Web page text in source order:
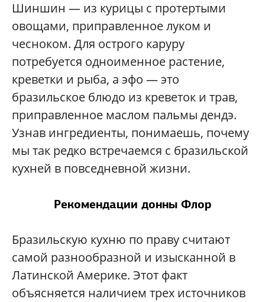
Шиншин — из курицы с протертыми
овощами, приправленное луком и
чесноком. Для острого каруру
потребуется одноименное растение,
креветки и рыба, а эфо — это
бразильское блюдо из креветок и трав,
приправленное маслом пальмы дендэ.
Узнав ингредиенты, понимаешь, почему
мы так редко встречаемся с бразильской
кухней в повседневной жизни.
Рекомендации донны Флор
Бразильскую кухню по праву считают
самой разнообразной и изысканной в
Латинской Америке. Этот факт
объясняется наличием трех источников